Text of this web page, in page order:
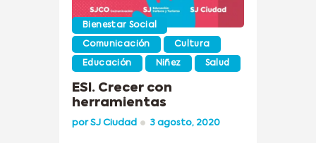
Bienestar Social
Comunicación Cultura
Educación Niñez Salud
ESI. Crecer con
herramientas
porSJ Ciudad 3 agosto, 2020